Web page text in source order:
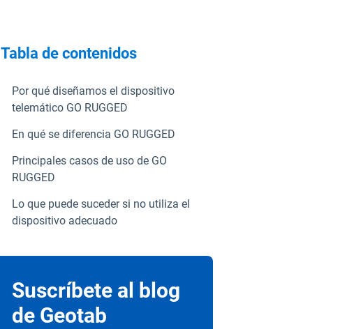
Tabla de contenidos
Por qué diseñamos el dispositivo
telemático GO RUGGED
En qué se diferencia GO RUGGED
Principales casos de uso de GO
RUGGED
Lo que puede suceder si no utiliza el
dispositivo adecuado
Suscríbete al blog
de Geotab